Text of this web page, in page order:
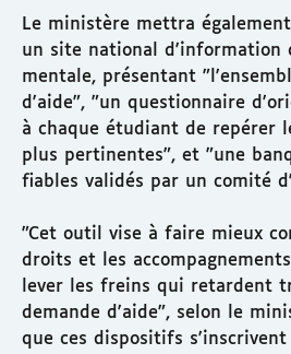
Le ministère mettra
un site national d'information
mentale, présentant
d'aide", "un questionnaire
à chaque étudiant de repérer
plus pertinentes", et "une
fiables validés par un comité
"Cet outil vise à faire mieux
droits et les
lever les freins qui retardent
demande d'aide", selon le
que ces dispositifs